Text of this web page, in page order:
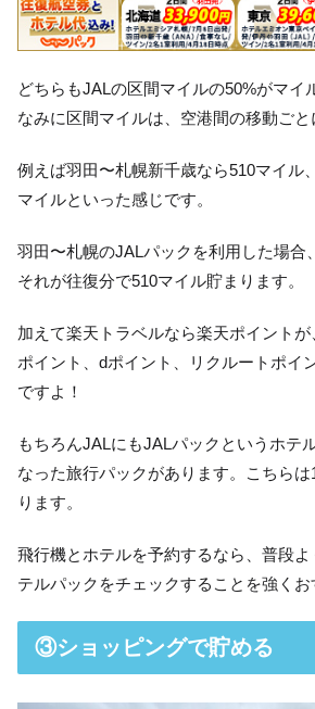
どちらもJALの区間マイルの50%がマイ
なみに区間マイルは、空港間の移動ごと
例えば羽田〜札幌新千歳なら510マイル
マイルといった感じです。
羽田〜札幌のJALパックを利用した場合
それが往復分で510マイル貯まります。
加えて楽天トラベルなら楽天ポイント
ポイント、dポイント、リクルートポイ
ですよ！
もちろんJALにもJALパックというホテ
なった旅行パックがあります。こちらは
ります。
飛行機とホテルを予約するなら、普段
テルパックをチェックすることを強くお
③ショッピングで貯める